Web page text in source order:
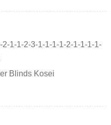
1-1-2-3-1-1-1-1-2-1-1-1-1-
Blinds Kosei